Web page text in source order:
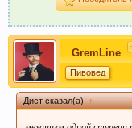
GremLine
Пивовед
Дист сказал(а):↑